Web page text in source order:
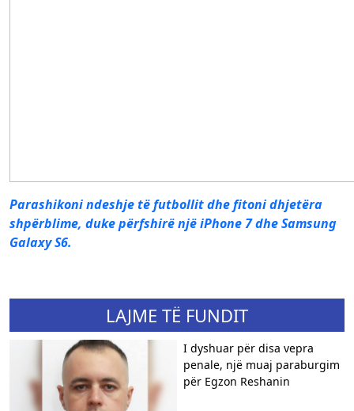
Parashikoni ndeshje të futbollit dhe fitoni dhjetëra
shpërblime, duke përfshirë një iPhone 7 dhe Samsung
Galaxy S6.
LAJME TË FUNDIT
I dyshuar për disa vepra
penale, një muaj paraburgim
për Egzon Reshanin